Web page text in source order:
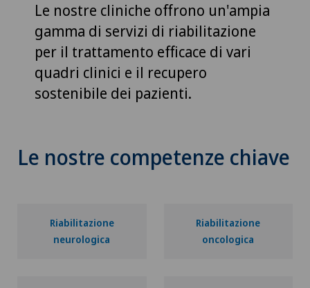
Le nostre cliniche offrono un'ampia
gamma di servizi di riabilitazione
per il trattamento efficace di vari
quadri clinici e il recupero
sostenibile dei pazienti.
Le nostre competenze chiave
Riabilitazione
neurologica
Riabilitazione
oncologica